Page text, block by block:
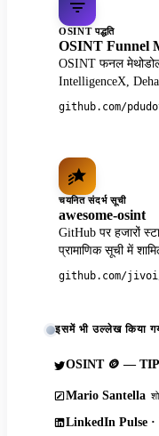
OSINT पद्धति
OSINT Funnel
OSINT फनल
IntelligenceX,
github.com/
चयनित संदर्भ सूची
awesome-osint
GitHub पर हजारों
प्रामाणिक सूची में
github.com/jivoi/
इसमें भी उल्लेख किया
OSINT 🪙 — TIP
Mario Santella
LinkedIn Pulse ·